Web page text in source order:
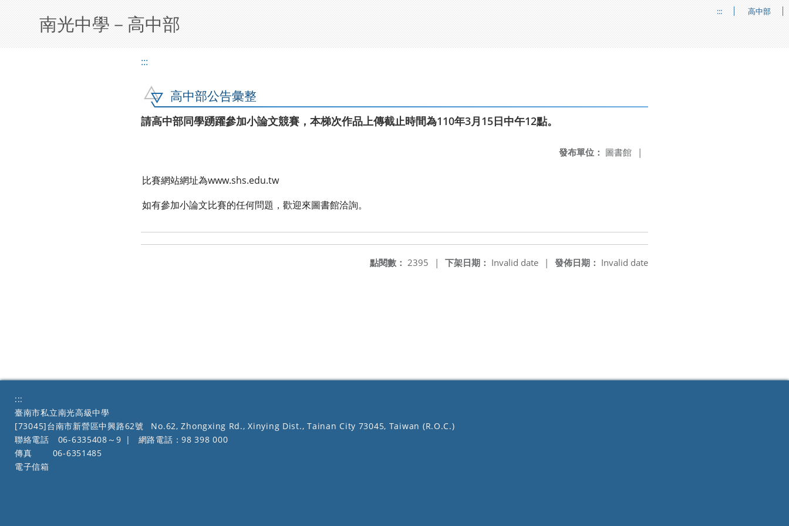
::: 高中部
南光中學－高中部
:::
高中部公告彙整
請高中部同學踴躍參加小論文競賽，本梯次作品上傳截止時間為110年3月15日中午12點。
發布單位： 圖書館 |
比賽網站網址為www.shs.edu.tw
如有參加小論文比賽的任何問題，歡迎來圖書館洽詢。
發佈日期： Invalid date
下架日期： Invalid date |
點閱數： 2395 |
:::
臺南市私立南光高級中學
[73045]台南市新營區中興路62號
No.62, Zhongxing Rd., Xinying Dist., Tainan City 73045, Taiwan (R.O.C.)
聯絡電話
06-6335408～9 |
網路電話：98 398 000
傳真
06-6351485
電子信箱